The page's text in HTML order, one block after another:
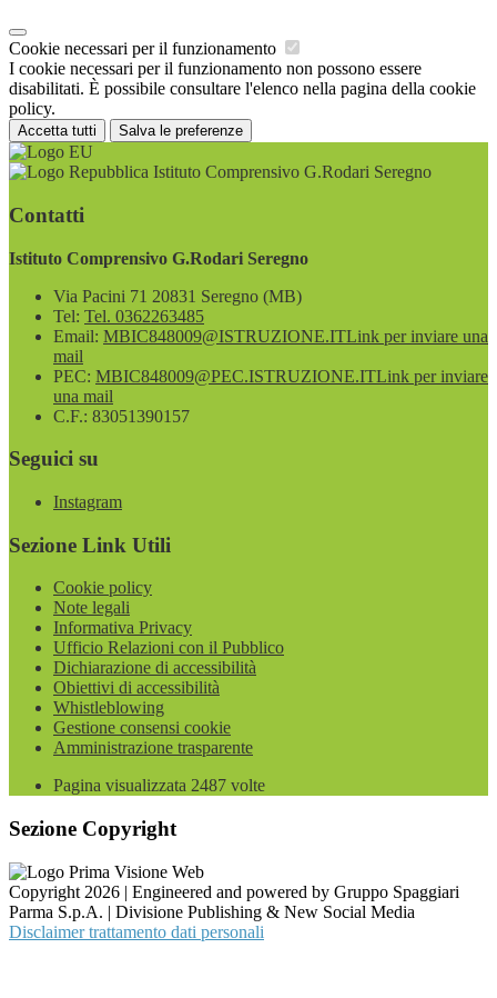
Cookie necessari per il funzionamento
I cookie necessari per il funzionamento non possono essere
disabilitati. È possibile consultare l'elenco nella pagina della cookie
policy.
Accetta tutti Salva le preferenze
Istituto Comprensivo G.Rodari Seregno
Contatti
Istituto Comprensivo G.Rodari Seregno
Via Pacini 71 20831 Seregno (MB)
Tel: Tel. 0362263485
Email: MBIC848009@ISTRUZIONE.ITLink per inviare una
mail
PEC: MBIC848009@PEC.ISTRUZIONE.ITLink per inviare
una mail
C.F.: 83051390157
Seguici su
Instagram
Sezione Link Utili
Cookie policy
Note legali
Informativa Privacy
Ufficio Relazioni con il Pubblico
Dichiarazione di accessibilità
Obiettivi di accessibilità
Whistleblowing
Gestione consensi cookie
Amministrazione trasparente
Pagina visualizzata 2487 volte
Sezione Copyright
Copyright 2026 | Engineered and powered by Gruppo Spaggiari
Parma S.p.A. | Divisione Publishing & New Social Media
Disclaimer trattamento dati personali